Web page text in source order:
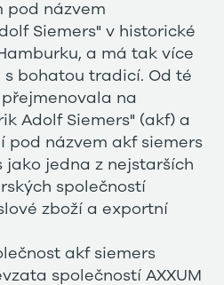
pod názvem
Siemers" v historické
a má tak více
s bohatou tradicí. Od té
na
Adolf Siemers" (akf) a
pod názvem akf siemers
jako jedna z nejstarších
společností
zboží a exportní
akf siemers
společností AXXUM